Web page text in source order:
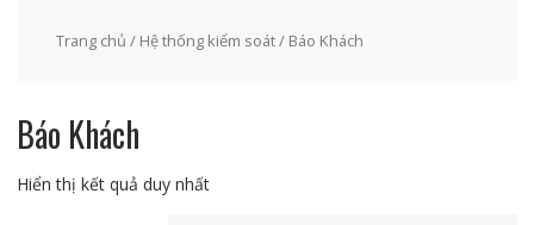
Trang chủ / Hệ thống kiểm soát/ Báo Khách
Báo Khách
Hiển thị kết quả duy nhất